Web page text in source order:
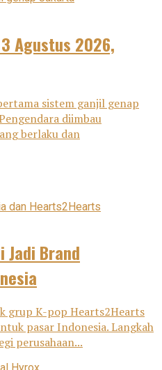
Agustus 2026,
sistem ganjil genap
diimbau
berlaku dan
Jadi Brand
grup K-pop Hearts2Hearts
pasar Indonesia. Langkah
perusahaan...